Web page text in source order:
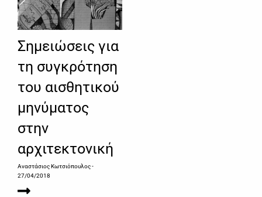
Σημειώσεις για
τη συγκρότηση
του αισθητικού
μηνύματος
στην
αρχιτεκτονική
Αναστάσιος Κωτσιόπουλος-
27/04/2018